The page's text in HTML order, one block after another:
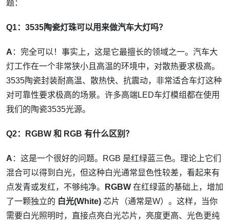
题：
Q1：3535陶瓷灯珠可以用来做汽车大灯吗？
A ：完全可以！事实上，这是它最擅长的领域之一。汽车大
灯工作在一个非常狭小且高温的环境中，对散热要求极高。
3535陶瓷封装耐高温、散热快、抗震动，非常适合车灯这种
对可靠性要求极高的场景。许多高端LED车灯模组都在使用
我们的陶瓷3535光源。
Q2：RGBW 和 RGB 有什么区别？
A ：这是一个很好的问题。RGB 是红绿蓝三色。理论上它们
混合可以得到白光，但这种白光通常显色性较差，看起来有
点发青或发红，不够纯净。
RGBW 在红绿蓝的基础上，增加
了一颗独立的 白光(White) 芯片（通常是W）。这样，当你
需要白光照明时，直接点亮白光芯片，亮度更高、光色更纯